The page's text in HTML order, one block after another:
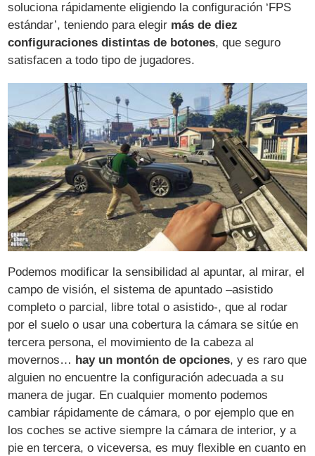
soluciona rápidamente eligiendo la configuración ‘FPS
estándar’, teniendo para elegir más de diez
configuraciones distintas de botones, que seguro
satisfacen a todo tipo de jugadores.
Podemos modificar la sensibilidad al apuntar, al mirar, el
campo de visión, el sistema de apuntado –asistido
completo o parcial, libre total o asistido-, que al rodar
por el suelo o usar una cobertura la cámara se sitúe en
tercera persona, el movimiento de la cabeza al
movernos… hay un montón de opciones, y es raro que
alguien no encuentre la configuración adecuada a su
manera de jugar. En cualquier momento podemos
cambiar rápidamente de cámara, o por ejemplo que en
los coches se active siempre la cámara de interior, y a
pie en tercera, o viceversa, es muy flexible en cuanto en